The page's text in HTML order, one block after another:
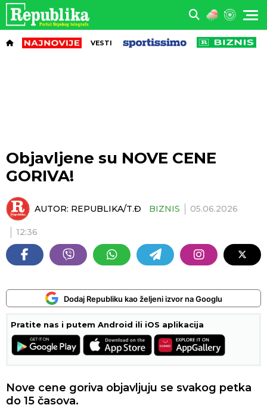
VESTI
Objavljene su NOVE CENE
GORIVA!
AUTOR: REPUBLIKA/T.Đ BIZNIS 05.06.2026
12:36
Dodaj Republiku kao željeni izvor na Googlu
Pratite nas i putem Android ili iOS aplikacija
Nove cene goriva objavljuju se svakog petka
do 15 časova.